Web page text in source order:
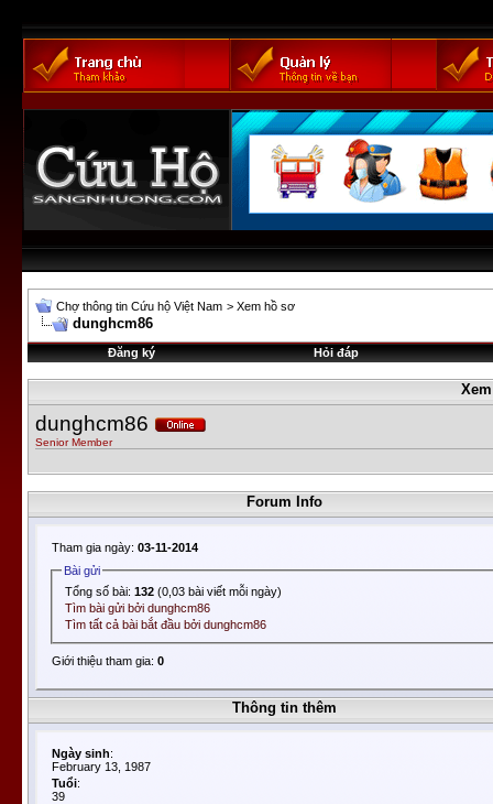
Chợ thông tin Cứu hộ Việt Nam > Xem hồ sơ
dunghcm86
Đăng ký Hỏi đáp
dunghcm86
Senior Member
Forum Info
Tham gia ngày: 03-11-2014
Bài gửi
Tổng số bài:132 (0,03 bài viết mỗi ngày)
Tìm bài gửi bởi dunghcm86
Tìm tất cả bài bắt đầu bởi dunghcm86
Giới thiệu tham gia: 0
Thông tin thêm
Ngày sinh:
February 13, 1987
Tuổi:
39